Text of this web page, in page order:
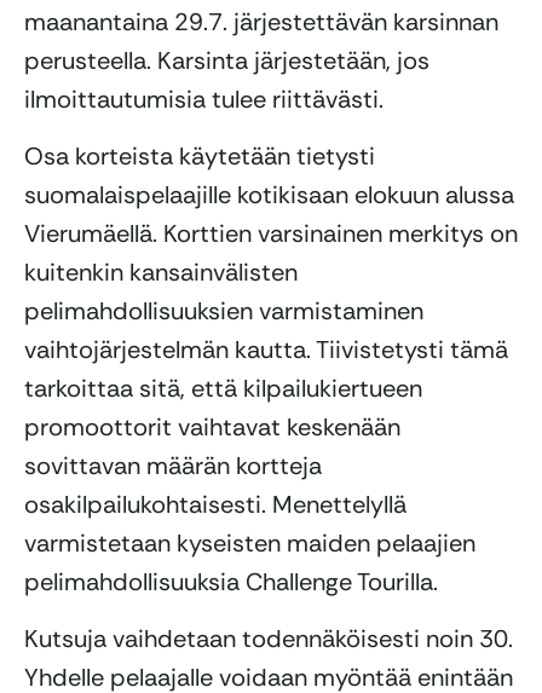
maanantaina 29.7. järjestettävän karsinnan
perusteella. Karsinta järjestetään, jos
ilmoittautumisia tulee riittävästi.
Osa korteista käytetään tietysti
suomalaispelaajille kotikisaan elokuun alussa
Vierumäellä. Korttien varsinainen merkitys on
kuitenkin kansainvälisten
pelimahdollisuuksien varmistaminen
vaihtojärjestelmän kautta. Tiivistetysti tämä
tarkoittaa sitä, että kilpailukiertueen
promoottorit vaihtavat keskenään
sovittavan määrän kortteja
osakilpailukohtaisesti. Menettelyllä
varmistetaan kyseisten maiden pelaajien
pelimahdollisuuksia Challenge Tourilla.
Kutsuja vaihdetaan todennäköisesti noin 30.
Yhdelle pelaajalle voidaan myöntää enintään